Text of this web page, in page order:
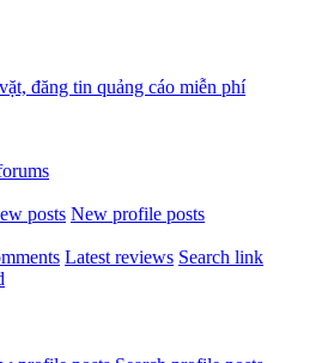
posts New profile posts
Latest reviews Search link